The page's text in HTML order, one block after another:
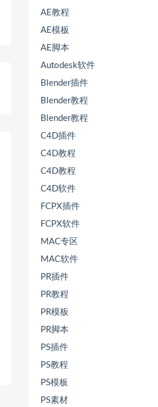
AE教程
AE模板
AE脚本
Autodesk软件
Blender插件
Blender教程
Blender教程
C4D插件
C4D教程
C4D教程
C4D软件
FCPX插件
FCPX软件
MAC专区
MAC软件
PR插件
PR教程
PR模板
PR脚本
PS插件
PS教程
PS模板
PS素材